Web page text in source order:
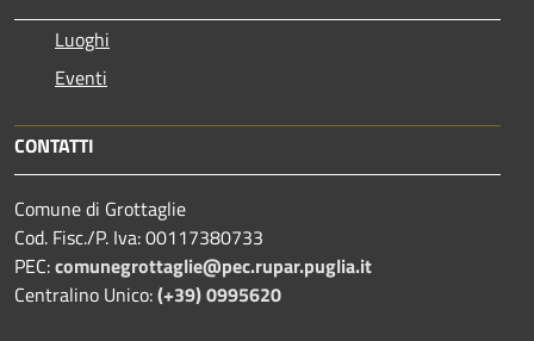
Luoghi
Eventi
CONTATTI
Comune di Grottaglie
Cod. Fisc./P. Iva: 00117380733
PEC:comunegrottaglie@pec.rupar.puglia.it
Centralino Unico:(+39) 0995620